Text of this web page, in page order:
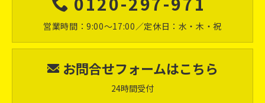
営業時間：9:00～17:00／定休日：水・木・祝
お問合せフォームはこちら
24時間受付